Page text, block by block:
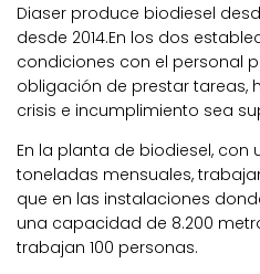
Diaser produce biodiesel
desde 2014.En los dos
condiciones con el personal
obligación de prestar tareas,
crisis e incumplimiento sea
En la planta de biodiesel,
toneladas mensuales,
que en las instalaciones
una capacidad de 8.200
trabajan 100 personas.